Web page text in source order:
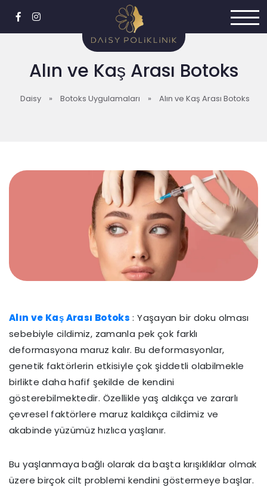
Alın ve Kaş Arası Botoks
Daisy » Botoks Uygulamaları » Alın ve Kaş Arası Botoks
Alın ve Kaş Arası Botoks : Yaşayan bir doku olması
sebebiyle cildimiz, zamanla pek çok farklı
deformasyona maruz kalır. Bu deformasyonlar,
genetik faktörlerin etkisiyle çok şiddetli olabilmekle
birlikte daha hafif şekilde de kendini
gösterebilmektedir. Özellikle yaş aldıkça ve zararlı
çevresel faktörlere maruz kaldıkça cildimiz ve
akabinde yüzümüz hızlıca yaşlanır.
Bu yaşlanmaya bağlı olarak da başta kırışıklıklar olmak
üzere birçok cilt problemi kendini göstermeye başlar.